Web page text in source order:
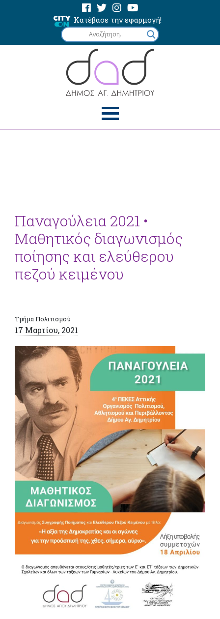
Κατέβασε την εφαρμογή!
Παναγούλεια 2021 •
Μαθητικός διαγωνισμός
ποίησης και ελεύθερου
πεζού κειμένου
Τμήμα Πολιτισμού
17 Μαρτίου, 2021